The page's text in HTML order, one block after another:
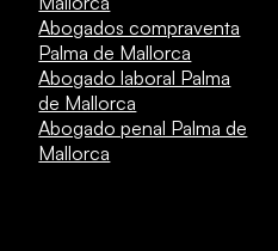
Abogados compraventa
Palma de Mallorca
Abogado laboral Palma
de Mallorca
Abogado penal Palma de
Mallorca